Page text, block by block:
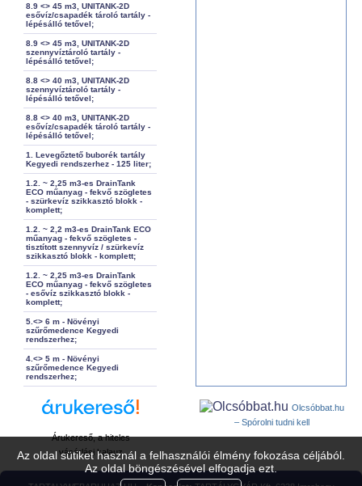
Az oldal sütiket használ a felhasználói élmény fokozása céljából.
Az oldal böngészésével elfogadja ezt.
8.9 <> 45 m3, UNITANK-2D
esővíz/csapadék tároló tartály -
lépésálló tetővel;
8.9 <> 45 m3, UNITANK-2D
szennyvíztároló tartály -
lépésálló tetővel;
8.8 <> 40 m3, UNITANK-2D
szennyvíztároló tartály -
lépésálló tetővel;
8.8 <> 40 m3, UNITANK-2D
esővíz/csapadék tároló tartály -
lépésálló tetővel;
1. Levegőztető buborék tartály
Kegyedi rendszerhez - 125 liter;
1.2. ~ 2,25 m3-es DrainTank
ECO műanyag - fekvő szögletes
- szürkevíz szikkasztó blokk -
komplett;
1.2. ~ 2,2 m3-es DrainTank ECO
műanyag - fekvő szögletes -
tisztított szennyvíz / szürkevíz
szikkasztó blokk - komplett;
1.2. ~ 2,25 m3-es DrainTank
ECO műanyag - fekvő szögletes
- esővíz szikkasztó blokk -
komplett;
5.<> 6 m - Növényi
szűrőmedence Kegyedi
rendszerhez;
4.<> 5 m - Növényi
szűrőmedence Kegyedi
rendszerhez;
Árukereső, a hiteles
vásárlási kalauz
Olcsóbbat.hu
– Spórolni tudni kell